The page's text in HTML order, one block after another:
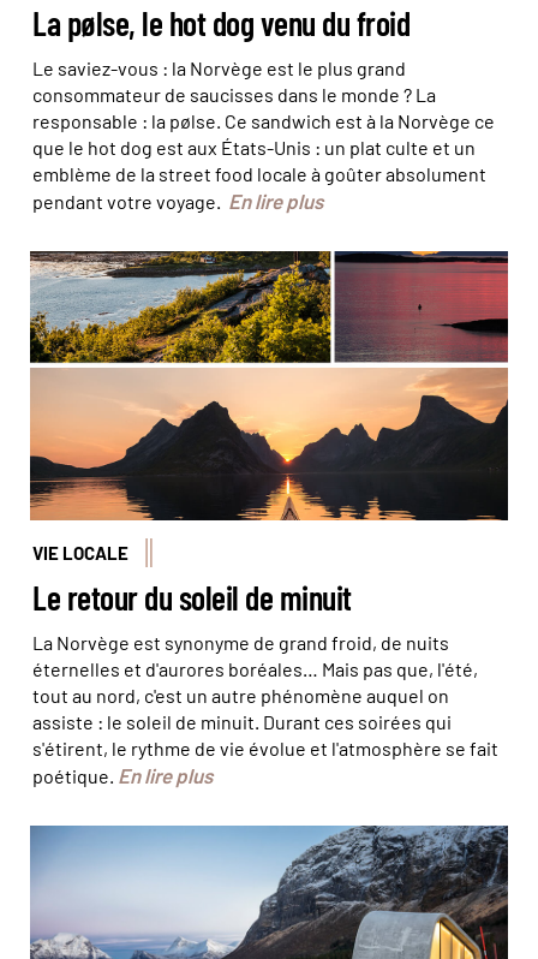
La pølse, le hot dog venu du froid
Le saviez-vous : la Norvège est le plus grand
consommateur de saucisses dans le monde ? La
responsable : la pølse. Ce sandwich est à la Norvège ce
que le hot dog est aux États-Unis : un plat culte et un
emblème de la street food locale à goûter absolument
pendant votre voyage.
En lire plus
© Juliette Robert/Haytham-Rea - © Roger Johansen -
www.nordnorge.com/Visit Norway - © Tomasz
Furmanek/Visit Norway
VIE LOCALE
Le retour du soleil de minuit
La Norvège est synonyme de grand froid, de nuits
éternelles et d'aurores boréales… Mais pas que, l'été,
tout au nord, c'est un autre phénomène auquel on
assiste : le soleil de minuit. Durant ces soirées qui
s'étirent, le rythme de vie évolue et l'atmosphère se fait
poétique. En lire plus
Ureddplassen © Steinar Skaar / Statens vegvesen